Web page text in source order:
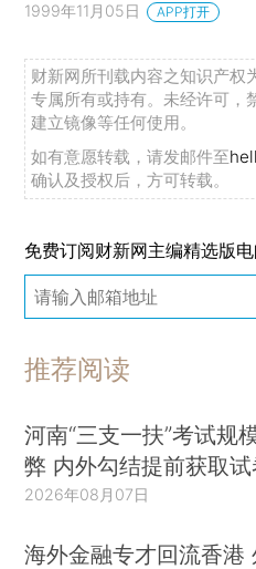
1999年11月05日 APP打开
财新网所刊载内容之知识产权
专属所有或持有。未经许可，
建立镜像等任何使用。
如有意愿转载，请发邮件至
确认及授权后，方可转载。
免费订阅财新网主编精选版
推荐阅读
河南“三支一扶”考试规
弊 内外勾结提前获取试
2026年08月07日
海外金融专才回流香港